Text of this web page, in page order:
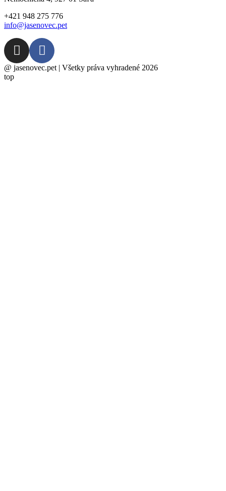
+421 948 275 776
info@jasenovec.pet
@ jasenovec.pet | Všetky práva vyhradené 2026
top